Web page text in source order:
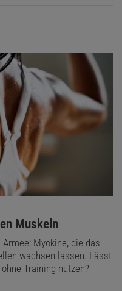
Muskeln
Myokine, die das
wachsen lassen. Lässt
Training nutzen?